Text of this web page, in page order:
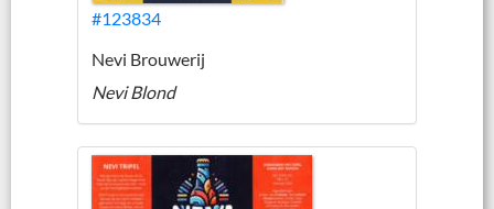
#123834
Nevi Brouwerij
Nevi Blond